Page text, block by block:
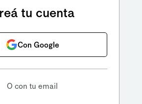
tu cuenta
Con Google
O con tu email